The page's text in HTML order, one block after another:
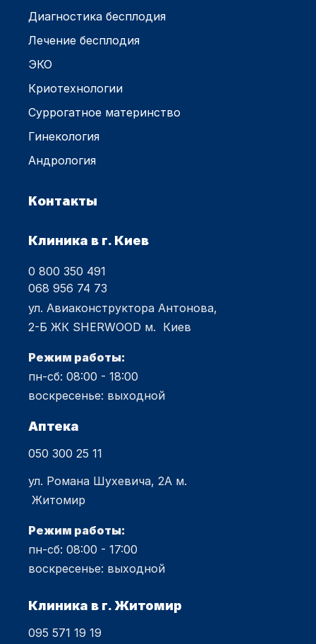
Диагностика бесплодия
Лечение бесплодия
ЭКО
Криотехнологии
Суррогатное материнство
Гинекология
Андрология
Контакты
Клиника в г. Киев
0 800 350 491
068 956 74 73
ул. Авиаконструктора Антонова,
2-Б ЖК SHERWOOD м. Киев
Режим работы:
пн-сб: 08:00 - 18:00
воскресенье: выходной
Аптека
050 300 25 11
ул. Романа Шухевича, 2А м.
Житомир
Режим работы:
пн-сб: 08:00 - 17:00
воскресенье: выходной
Клиника в г. Житомир
095 571 19 19